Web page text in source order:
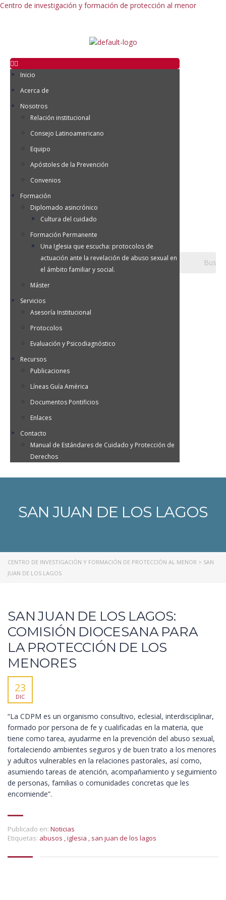
Centro de investigación y formación de protección al menor
Inicio
Acerca de
Nosotros
Relación institucional
Consejo Latinoamericano
Equipo
Apóstoles de la Prevención
Convenios
Formación
Diplomado asincrónico
Cultura del cuidado
Formación Permanente
Una Iglesia que escucha: protocolos de
actuación ante la revelación de abuso sexual en
el ámbito familiar y social.
Máster
Servicios
Asesoría Institucional
Protocolos
Evaluación y Psicodiagnóstico
Recursos
Publicaciones
Líneas Guía América
Documentos Pontificios
Enlaces
Contacto
Manual de Estándares de Cuidado y Protección de
Derechos
SAN JUAN DE LOS LAGOS
CENTRO DE INVESTIGACIÓN Y FORMACIÓN DE PROTECCIÓN AL MENOR > SAN
JUAN DE LOS LAGOS
SAN JUAN DE LOS LAGOS:
COMISIÓN DIOCESANA PARA
LA PROTECCIÓN DE LOS
MENORES
23
DIC
“La CDPM es un organismo consultivo, eclesial, interdisciplinar,
formado por persona de fe y cualificadas en la materia, que
tiene como tarea, ayudarme en la prevención del abuso sexual,
fortaleciendo ambientes seguros y de buen trato a los menores
y adultos vulnerables en la relaciones pastorales, así como,
asumiendo tareas de atención, acompañamiento y seguimiento
de personas, familias o comunidades concretas que les
encomiende”.
Publicado en: Noticias
Etiquetas: abusos ,iglesia , san juan de los lagos